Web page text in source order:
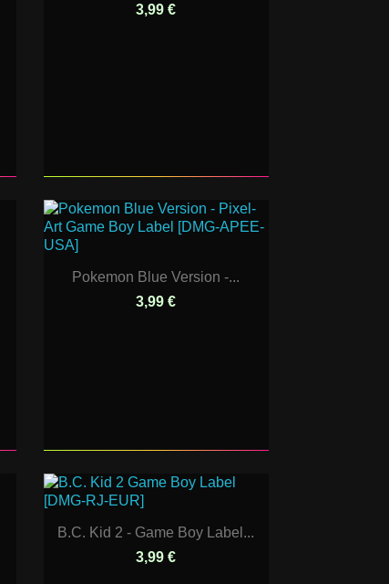
3,99 €
Pokemon Blue Version -...
3,99 €
B.C. Kid 2 - Game Boy Label...
3,99 €